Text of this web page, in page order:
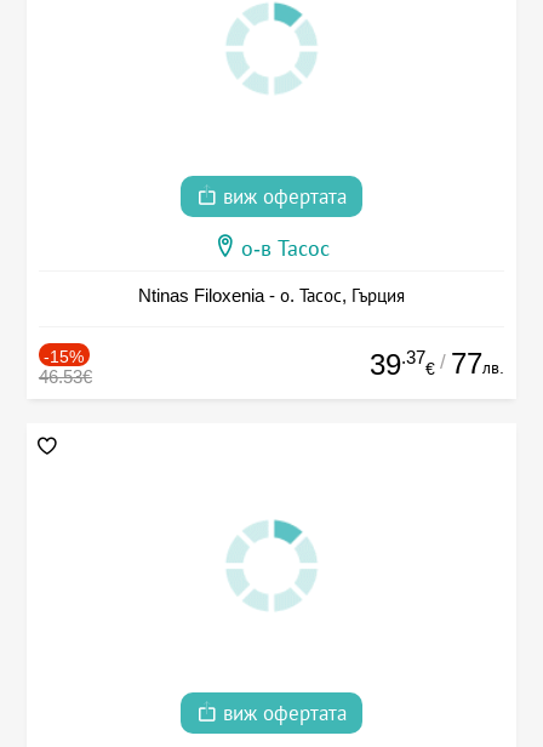
виж офертата
о-в Тасос
Ntinas Filoxenia - о. Тасос, Гърция
-15%
46.53€ 39.37
€ / 77лв.
виж офертата